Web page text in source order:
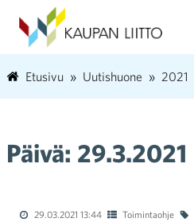
Etusivu Uutishuone 2021
Päivä: 29.3.2021
29.03.2021 13:44 Toimintaohje